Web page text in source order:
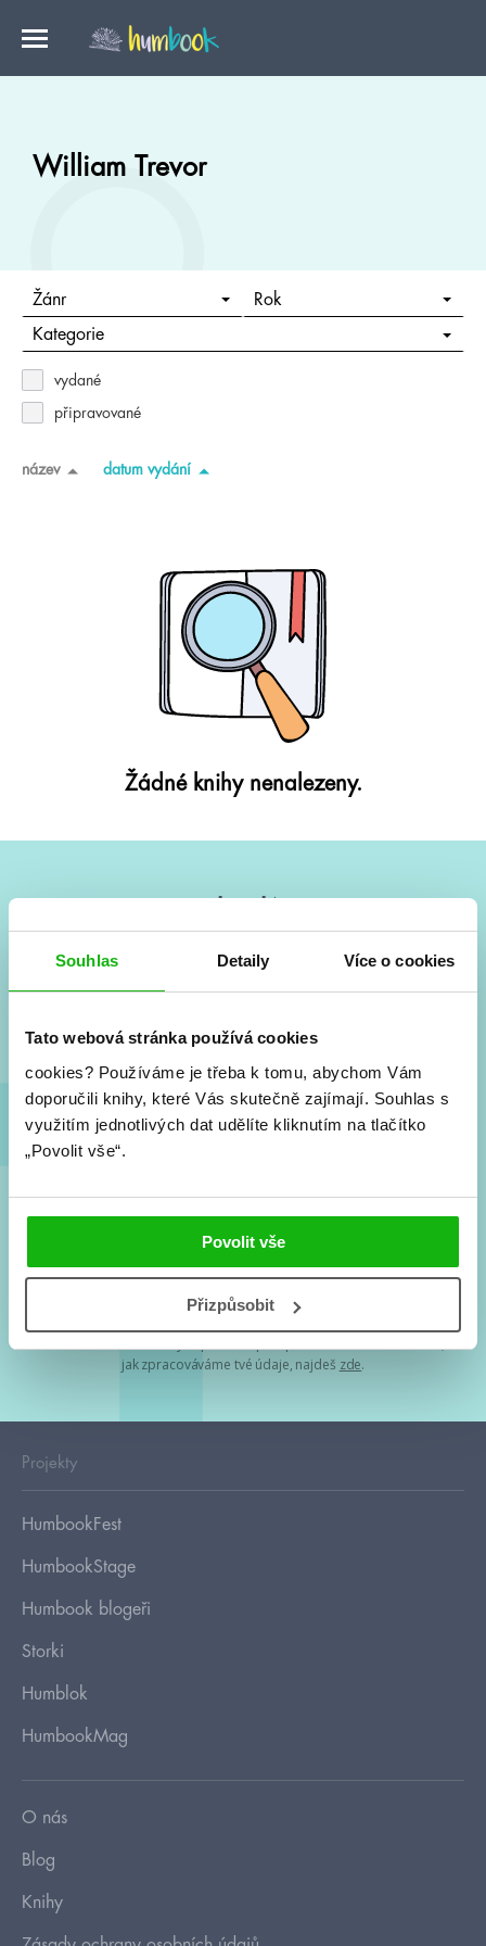
Souhlas Detaily Více o cookies
Tato webová stránka používá cookies
cookies? Používáme je třeba k tomu, abychom Vám
doporučili knihy, které Vás skutečně zajímají. Souhlas s
využitím jednotlivých dat udělíte kliknutím na tlačítko
„Povolit vše“.
Povolit vše
Přizpůsobit
William Trevor
Žánr Rok
Kategorie
vydané
připravované
název datum vydání
Žádné knihy nenalezeny.
Vše kolem #youngadult každý měsíc rovnou do mailu!
a seriálové adaptace a další.
Souhlasím spodmínkami zpracování osobních údajů
Tvá e-mailová adresa je u nás v bezpečí. Přečti si
jak zpracováváme tvé údaje, najdeš zde.
Projekty
HumbookFest
HumbookStage
Humbook blogeři
Storki
Humblok
HumbookMag
O nás
Blog
Knihy